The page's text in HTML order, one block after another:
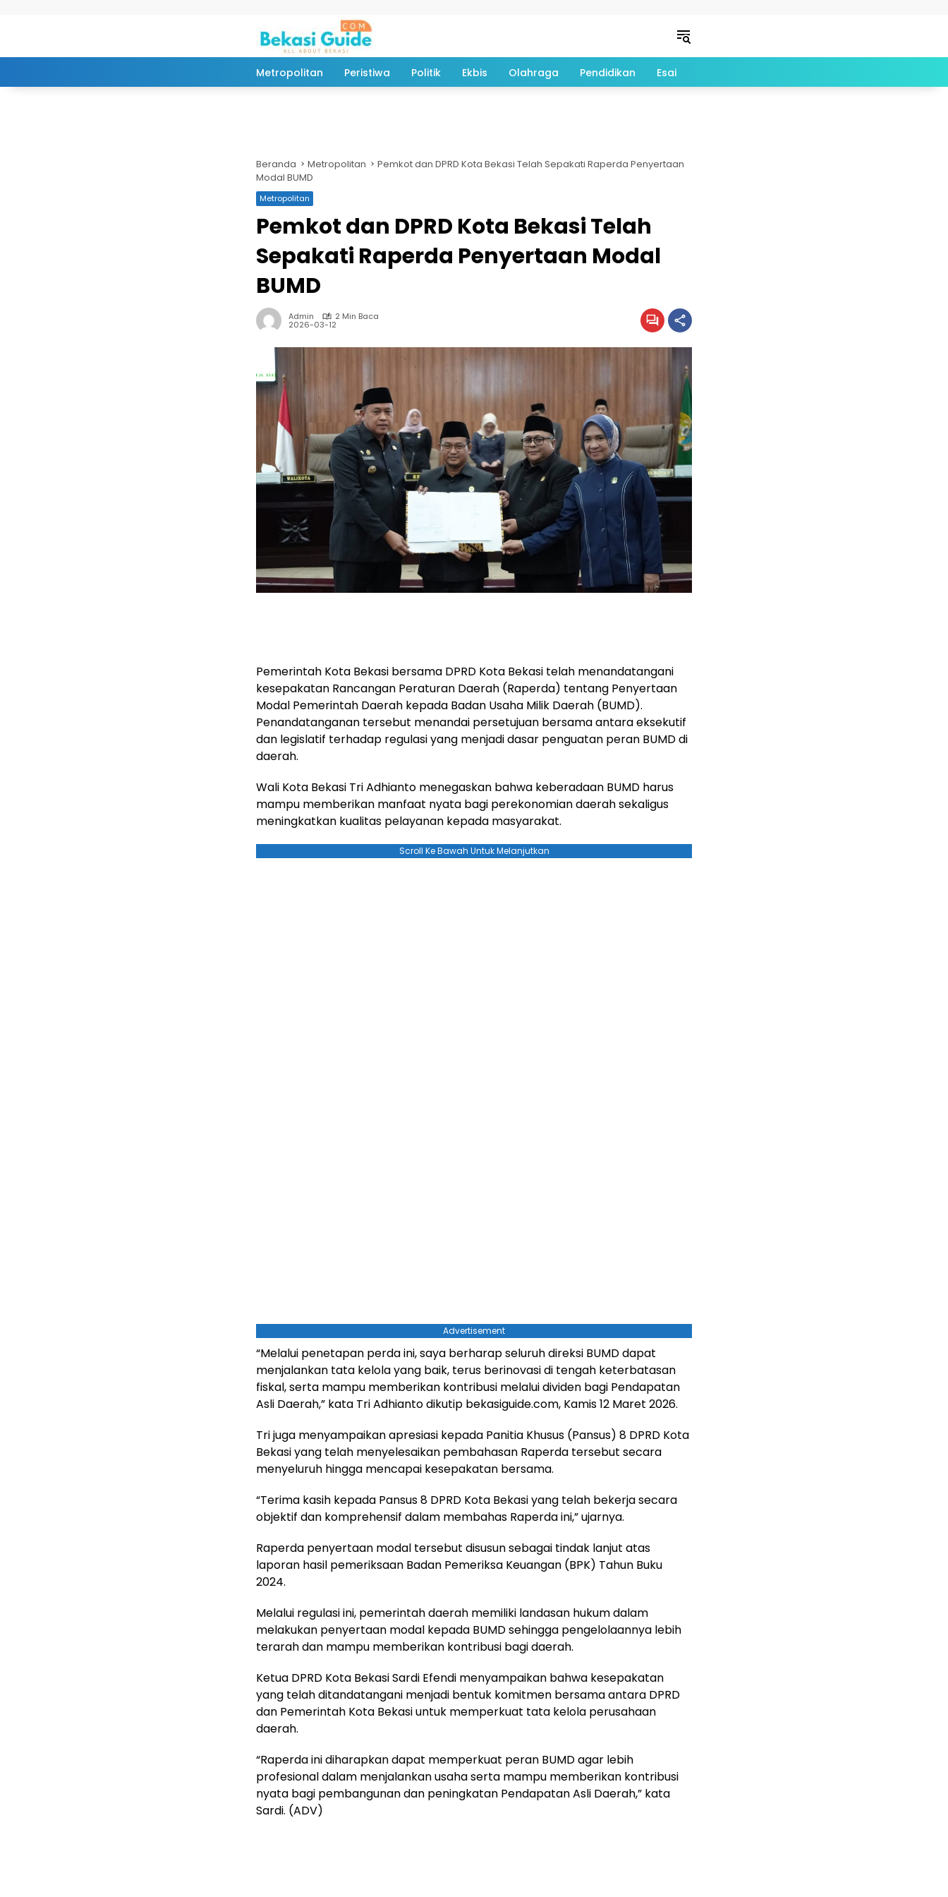
Metropolitan Peristiwa Politik Ekbis Olahraga Pendidikan Esai
Beranda Metropolitan
Pemkot dan DPRD Kota Bekasi Telah Sepakati Raperda Penyertaan
Modal BUMD
Metropolitan
Pemkot dan DPRD Kota Bekasi Telah
Sepakati Raperda Penyertaan Modal
BUMD
Admin 2 Min Baca
2026-03-12
Pemerintah Kota Bekasi bersama DPRD Kota Bekasi telah menandatangani
kesepakatan Rancangan Peraturan Daerah (Raperda) tentang Penyertaan
Modal Pemerintah Daerah kepada Badan Usaha Milik Daerah (BUMD).
Penandatanganan tersebut menandai persetujuan bersama antara eksekutif
dan legislatif terhadap regulasi yang menjadi dasar penguatan peran BUMD di
daerah.
Wali Kota Bekasi Tri Adhianto menegaskan bahwa keberadaan BUMD harus
mampu memberikan manfaat nyata bagi perekonomian daerah sekaligus
meningkatkan kualitas pelayanan kepada masyarakat.
Scroll Ke Bawah Untuk Melanjutkan
Advertisement
“Melalui penetapan perda ini, saya berharap seluruh direksi BUMD dapat
menjalankan tata kelola yang baik, terus berinovasi di tengah keterbatasan
fiskal, serta mampu memberikan kontribusi melalui dividen bagi Pendapatan
Asli Daerah,” kata Tri Adhianto dikutip bekasiguide.com, Kamis 12 Maret 2026.
Tri juga menyampaikan apresiasi kepada Panitia Khusus (Pansus) 8 DPRD Kota
Bekasi yang telah menyelesaikan pembahasan Raperda tersebut secara
menyeluruh hingga mencapai kesepakatan bersama.
“Terima kasih kepada Pansus 8 DPRD Kota Bekasi yang telah bekerja secara
objektif dan komprehensif dalam membahas Raperda ini,” ujarnya.
Raperda penyertaan modal tersebut disusun sebagai tindak lanjut atas
laporan hasil pemeriksaan Badan Pemeriksa Keuangan (BPK) Tahun Buku
2024.
Melalui regulasi ini, pemerintah daerah memiliki landasan hukum dalam
melakukan penyertaan modal kepada BUMD sehingga pengelolaannya lebih
terarah dan mampu memberikan kontribusi bagi daerah.
Ketua DPRD Kota Bekasi Sardi Efendi menyampaikan bahwa kesepakatan
yang telah ditandatangani menjadi bentuk komitmen bersama antara DPRD
dan Pemerintah Kota Bekasi untuk memperkuat tata kelola perusahaan
daerah.
“Raperda ini diharapkan dapat memperkuat peran BUMD agar lebih
profesional dalam menjalankan usaha serta mampu memberikan kontribusi
nyata bagi pembangunan dan peningkatan Pendapatan Asli Daerah,” kata
Sardi. (ADV)